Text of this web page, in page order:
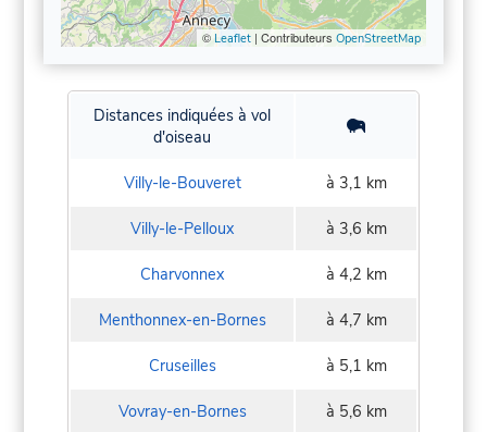
© Leaflet| Contributeurs OpenStreetMap
Distances indiquées à vol
d'oiseau
Villy-le-Bouveret à 3,1 km
Villy-le-Pelloux à 3,6 km
Charvonnex à 4,2 km
Menthonnex-en-Bornes à 4,7 km
Cruseilles à 5,1 km
Vovray-en-Bornes à 5,6 km